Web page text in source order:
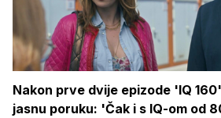
Nakon prve dvije epizode 'IQ
jasnu poruku: 'Čak i s IQ-om od